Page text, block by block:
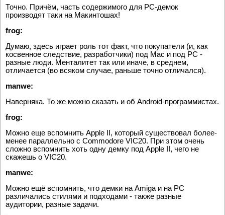
Точно. Причём, часть содержимого для PC-демок
производят таки на Макинтошах!
frog:
Думаю, здесь играет роль тот факт, что покупатели (и, как
косвенное следствие, разработчики) под Mac и под PC -
разные люди. Менталитет так или иначе, в среднем,
отличается (во всяком случае, раньше точно отличался).
manwe:
Наверняка. То же можно сказать и об Android-программистах.
frog:
Можно еще вспомнить Apple II, который существовал более-
менее параллельно с Commodore VIC20. При этом очень
сложно вспомнить хоть одну демку под Apple II, чего не
скажешь о VIC20.
manwe:
Можно ещё вспомнить, что демки на Amiga и на PC
различались стилями и подходами - также разные
аудитории, разные задачи.